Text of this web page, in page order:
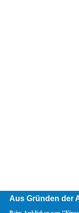
Aus Gründen der